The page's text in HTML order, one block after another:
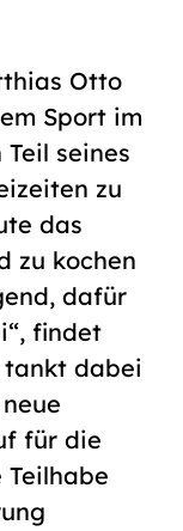
Otto
Sport im
seines
zu
das
zu kochen
dafür
findet
tankt dabei
für die